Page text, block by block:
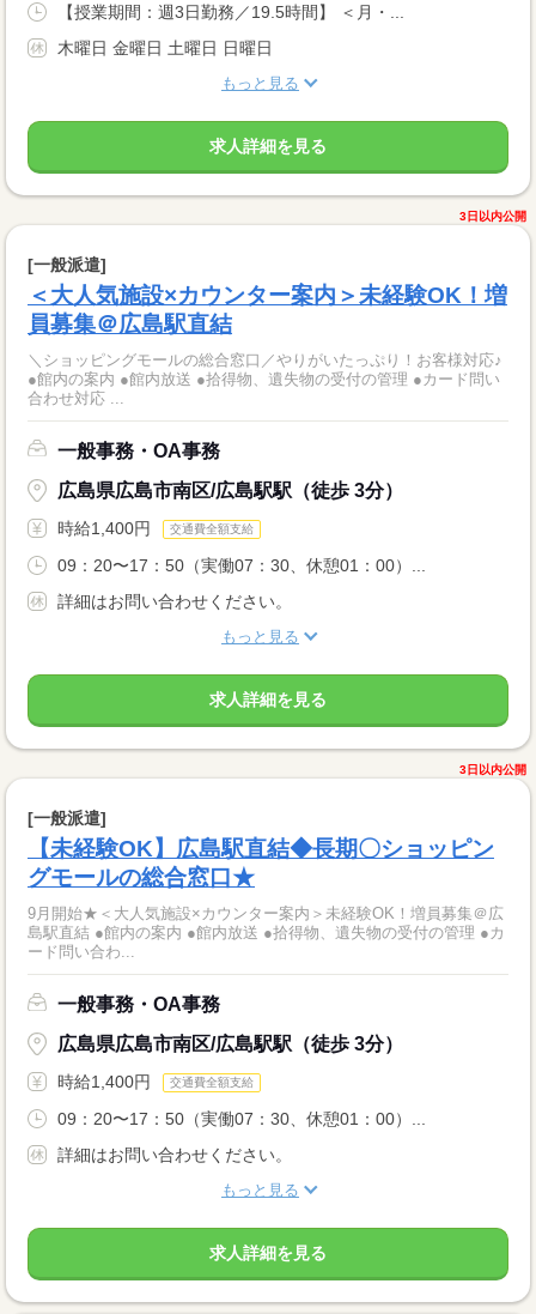
【授業期間：週3日勤務／19.5時間】 ＜月・...
木曜日 金曜日 土曜日 日曜日
もっと見る
求人詳細を見る
3日以内公開
[一般派遣]
＜大人気施設×カウンター案内＞未経験OK！増
員募集＠広島駅直結
＼ショッピングモールの総合窓口／やりがいたっぷり！お客様対応♪
●館内の案内 ●館内放送 ●拾得物、遺失物の受付の管理 ●カード問い
合わせ対応 ...
一般事務・OA事務
広島県広島市南区/広島駅駅（徒歩 3分）
時給1,400円 交通費全額支給
09：20〜17：50（実働07：30、休憩01：00）...
詳細はお問い合わせください。
もっと見る
求人詳細を見る
3日以内公開
[一般派遣]
【未経験OK】広島駅直結◆長期〇ショッピン
グモールの総合窓口★
9月開始★＜大人気施設×カウンター案内＞未経験OK！増員募集＠広
島駅直結 ●館内の案内 ●館内放送 ●拾得物、遺失物の受付の管理 ●カ
ード問い合わ...
一般事務・OA事務
広島県広島市南区/広島駅駅（徒歩 3分）
時給1,400円 交通費全額支給
09：20〜17：50（実働07：30、休憩01：00）...
詳細はお問い合わせください。
もっと見る
求人詳細を見る